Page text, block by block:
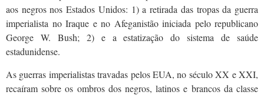
aos negrosnos Estados Unidos: 1) a retirada das tropas da guerra
imperialista no Iraque e no Afeganistão iniciada pelo republicano
George W. Bush; 2)ea estatização do sistema de saúde
estadunidense.
As guerras imperialistas travadas pelos EUA, no século XX e XXI,
recaíram sobre os ombros dos negros, latinos e brancos da classe